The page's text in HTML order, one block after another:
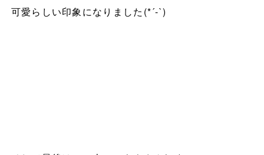
可愛らしい印象になりました (*´-`)